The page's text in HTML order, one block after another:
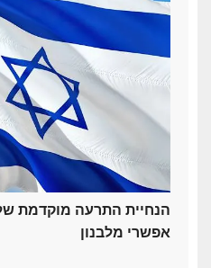
הנחיית התרעה מוקדמת
אפשרי מלבנון